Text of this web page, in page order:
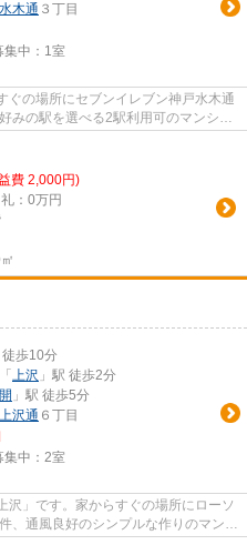
水木通 ３丁目
中： 1室
ぐの場所にセブンイレブン神戸水木通
みの駅を選べる2駅利用可のマンショ
費 2,000円)
：0万円
徒歩10分
「 上沢 」駅 徒歩2分
」駅 徒歩5分
上沢通 ６丁目
中： 2室
沢」です。家からすぐの場所にローソ
、通風良好のシンプルな作りのマンシ